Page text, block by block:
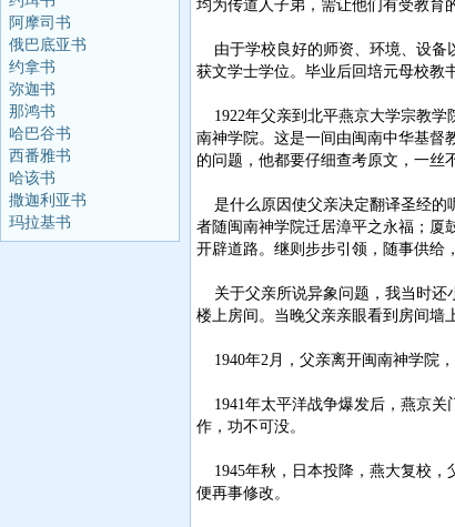
阿摩司书
俄巴底亚书
约拿书
弥迦书
那鸿书
哈巴谷书
西番雅书
哈该书
撒迦利亚书
玛拉基书
均为传道人子弟，需让他们有受教育
由于学校良好的师资、环境、设备
获文学士学位。毕业后回培元母校教
1922年父亲到北平燕京大学宗教学
南神学院。这是一间由闽南中华基督
的问题，他都要仔细查考原文，一丝
是什么原因使父亲决定翻译圣经的
者随闽南神学院迁居漳平之永福；厦
开辟道路。继则步步引领，随事供给
关于父亲所说异象问题，我当时还
楼上房间。当晚父亲亲眼看到房间墙
1940年2月，父亲离开闽南神学院
1941年太平洋战争爆发后，燕京关
作，功不可没。
1945年秋，日本投降，燕大复校，
便再事修改。